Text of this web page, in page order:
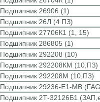
Подшипник 26906 (1)
Подшипник 26Л (4 ПЗ)
Подшипник 27706К1 (1, 15)
Подшипник 286805 (1)
Подшипник 292208 (10)
Подшипник 292208КМ (10,ПЗ)
Подшипник 292208М (10,ПЗ)
Подшипник 29236-E1-MB
Подшипник 2Т-32126Б1